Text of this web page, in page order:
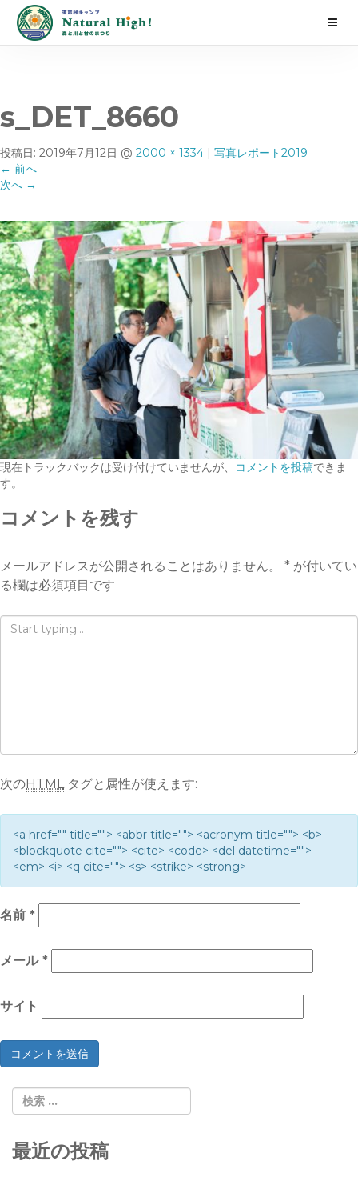
s_DET_8660
投稿日: 2019年7月12日 @ 2000 × 1334 | 写真レポート2019
← 前へ
次へ →
現在トラックバックは受け付けていませんが、 コメントを投稿できま
す。
コメントを残す
メールアドレスが公開されることはありません。 * が付いてい
る欄は必須項目です
次のHTMLタグと属性が使えます:
<a href="" title=""> <abbr title=""> <acronym title=""> <b>
<blockquote cite=""> <cite> <code> <del datetime="">
<em> <i> <q cite=""> <s> <strike> <strong>
名前 *
メール *
サイト
最近の投稿